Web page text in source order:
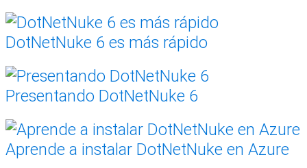
DotNetNuke 6 es más rápido
Presentando DotNetNuke 6
Aprende a instalar DotNetNuke en Azure